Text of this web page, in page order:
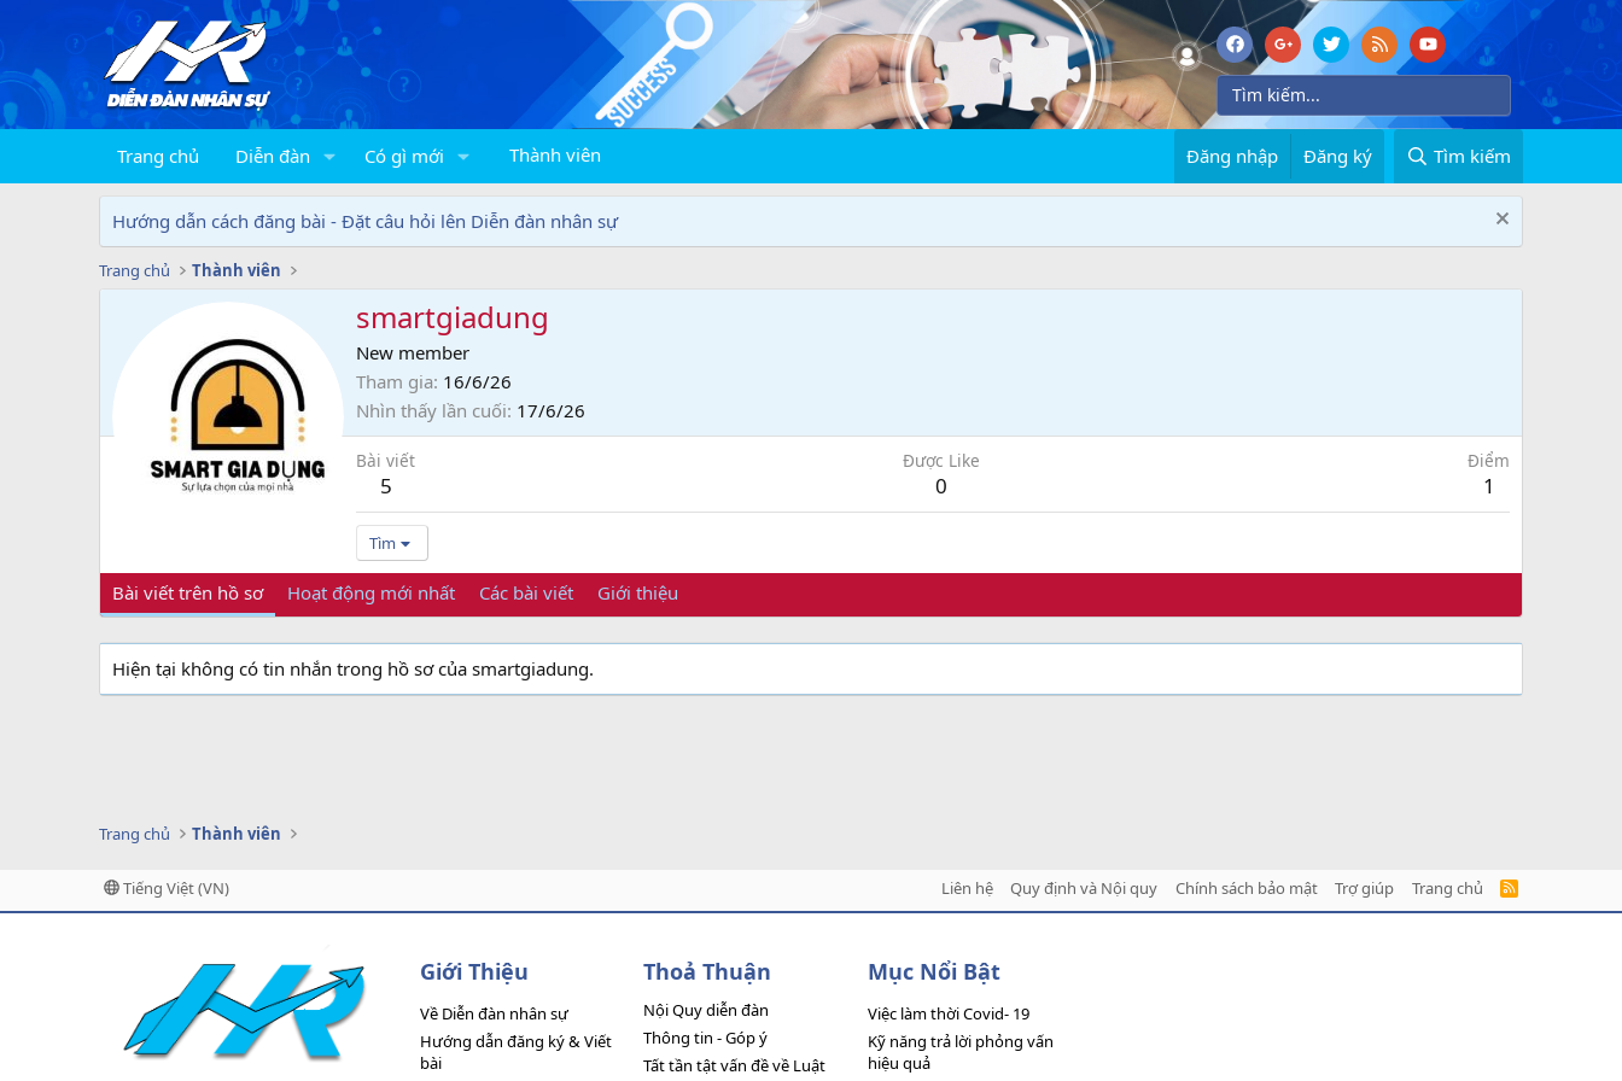
Trang chủ Diễn đàn Có gì mới Thành viên Đăng nhập Đăng ký Tìm kiếm
Hướng dẫn cách đăng bài - Đặt câu hỏi lên Diễn đàn nhân sự
Trang chủ Thành viên
smartgiadung
New member
Tham gia 16/6/26
Nhìn thấy lần cuối 17/6/26
Bài viết
5
Được Like
0
Điểm
1
Tìm
Bài viết trên hồ sơ Hoạt động mới nhất Các bài viết Giới thiệu
Hiện tại không có tin nhắn trong hồ sơ của smartgiadung.
Trang chủ Thành viên
Tiếng Việt (VN) Liên hệ Quy định và Nội quy Chính sách bảo mật Trợ giúp Trang chủ
R
S
Giới Thiệu
Về Diễn đàn nhân sự
Hướng dẫn đăng ký & Viết
bài
Thoả Thuận
Nội Quy diễn đàn
Thông tin - Góp ý
Tất tần tật vấn đề về Luật
Mục Nổi Bật
Việc làm thời Covid- 19
Kỹ năng trả lời phỏng vấn
hiệu quả